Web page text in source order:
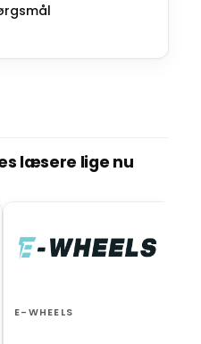
læsere lige nu
E-WHEELS